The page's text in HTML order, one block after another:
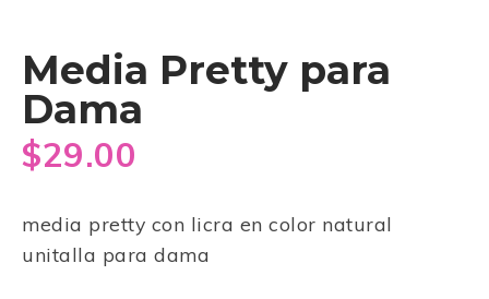
Media Pretty para
Dama
$29.00
media pretty con licra en color natural
unitalla para dama